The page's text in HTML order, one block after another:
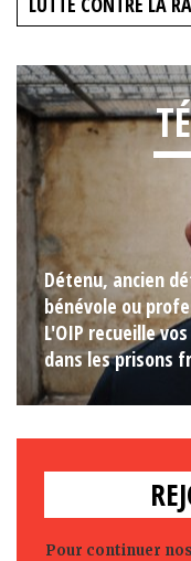
Détenu, ancien
bénévole ou
L'OIP recueille
dans les prisons
Pour continuer